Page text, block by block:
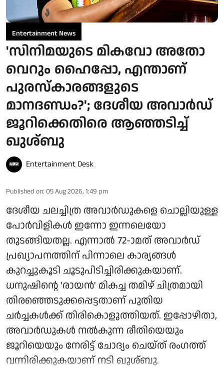
Entertainment News
'സിനിമയുടെ മികവോ അതോ
വെറും ഹൈപ്പോ, എന്താണ്
പുരസ്‌കാരങ്ങളുടെ
മാനദണ്ഡം?'; ദേശീയ അവാർഡ്
ജൂറിക്കെതിരെ ആഞ്ഞടിച്ച്
ഖുശ്ബു
Entertainment Desk
Published on: 05 Aug 2026, 1:49 pm
ദേശീയ ചലച്ചിത്ര അവാർഡുകളെ ചൊല്ലിയുള്ള
പോർവിളികൾ ഇന്നോ ഇന്നലെയോ
തുടങ്ങിയതല്ല. എന്നാൽ 72-ാമത് അവാർഡ്
പ്രഖ്യാപനത്തിന് പിന്നാലെ കാര്യങ്ങൾ
കുറച്ചുകൂടി ചൂടുപിടിച്ചിരിക്കുകയാണ്.
ധനുഷിന്റെ 'രായൻ' മികച്ച തമിഴ് ചിത്രമായി
തിരഞ്ഞെടുക്കപ്പെട്ടതാണ് പുതിയ
ചർച്ചകൾക്ക് തിരികൊളുത്തിയത്. ഇപ്പോഴിതാ,
അവാർഡുകൾ നൽകുന്ന രീതിയെയും
ജൂറിയെയും നേരിട്ട് ചോദ്യം ചെയ്ത് രംഗത്ത്
വന്നിരിക്കുകയാണ് നടി ഖുശ്ബു.